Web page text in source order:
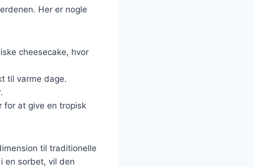
Her er nogle
cheesecake, hvor
til varme dage.
at give en tropisk
til traditionelle
en sorbet, vil den